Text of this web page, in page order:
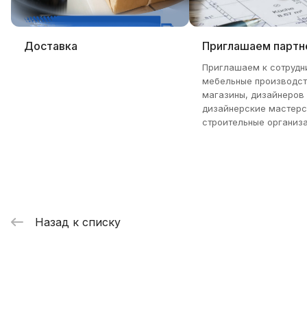
Доставка Приглашаем
Приглашаем к
мебельные
магазины, дизайнеров
дизайнерские
строительные
Назад к списку